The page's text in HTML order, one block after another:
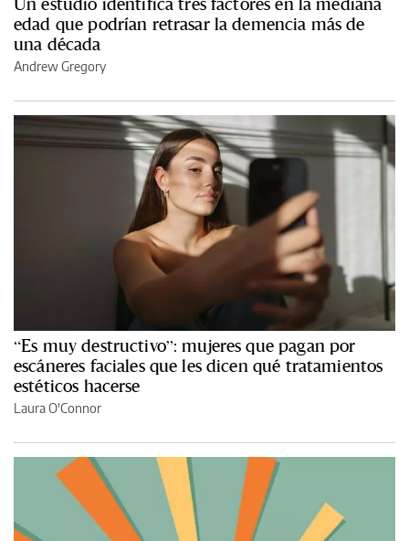
edad que podrían retrasar la demencia más de
una década
Andrew Gregory
“Es muy destructivo”: mujeres que pagan por
escáneres faciales que les dicen qué tratamientos
estéticos hacerse
Laura O'Connor